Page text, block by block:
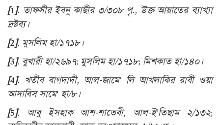
[1]. তাফসীর ইবনু কাছীর ৩/৩০৮ পৃ., উক্ত আয়াতের ব্যাখ্যা
দ্রষ্টব্য।
[2]. মুসলিম হা/১৭১৮।
[3]. বুখারী হা/২৬৯৭; মুসলিম হা/১৭১৮; মিশকাত হা/১৪০।
[4]. খতীব বাগদাদী, আল-জামে‘ লি আখলাকির রাবী ওয়া
আদাবিস সামে‘ হা/৮।
[5]. আবু ইসহাক আশ-শাতেবী, আল-ই‘তিছাম ২/১৩২;